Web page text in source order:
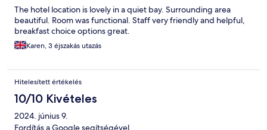
The hotel location is lovely in a quiet bay. Surrounding area
beautiful. Room was functional. Staff very friendly and helpful,
breakfast choice options great.
Karen, 3 éjszakás utazás
Hitelesített értékelés
10/10 Kivételes
2024. június 9.
Fordítás a Google segítségével